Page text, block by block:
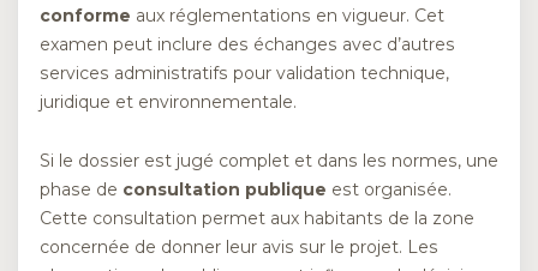
conforme aux réglementations en vigueur. Cet
examen peut inclure des échanges avec d’autres
services administratifs pour validation technique,
juridique et environnementale.
Si le dossier est jugé complet et dans les normes, une
phase de consultation publique est organisée.
Cette consultation permet aux habitants de la zone
concernée de donner leur avis sur le projet. Les